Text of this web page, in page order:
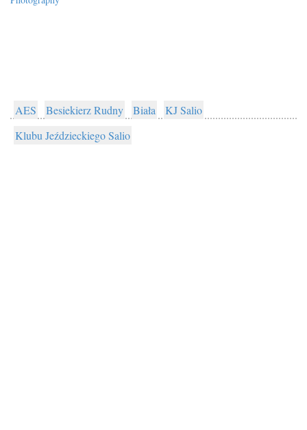
AES Besiekierz Rudny Biała
KJ Salio
Klubu Jeździeckiego Salio